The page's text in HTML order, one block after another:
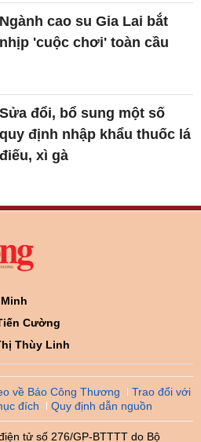
Ngành cao su Gia Lai bắt
nhịp 'cuộc chơi' toàn cầu
Sửa đổi, bổ sung một số
quy định nhập khẩu thuốc lá
điếu, xì gà
Cường
Thùy Linh
về Báo Công Thương
Trao đổi với
đích Quy định dẫn nguồn
tử số 276/GP-BTTTT do Bộ